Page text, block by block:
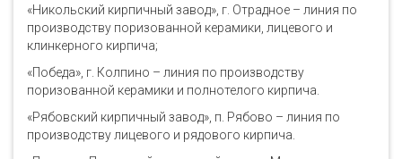
«Никольский кирпичный завод», г. Отрадное – линия по
производству поризованной керамики, лицевого и
клинкерного кирпича;
«Победа», г. Колпино – линия по производству
поризованной керамики и полнотелого кирпича.
«Рябовский кирпичный завод», п. Рябово – линия по
производству лицевого и рядового кирпича.